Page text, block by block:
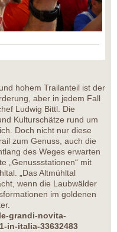
hohem Trailanteil ist der
aber in jedem Fall
Ludwig Bittl. Die
Kulturschätze rund um
Doch nicht nur diese
zum Genuss, auch die
des Weges erwarten
„Genussstationen“ mit
„Das Altmühltal
wenn die Laubwälder
im goldenen
grandi-novita-
in-italia-33632483